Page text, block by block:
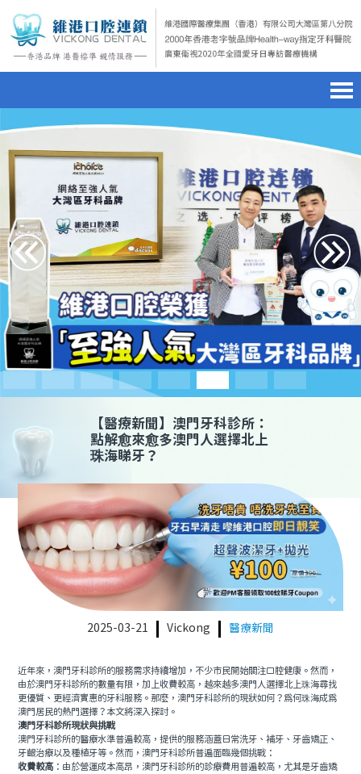
首頁home page
醫院簡介hospital introduction
醫生介紹doctor introduction
醫療新聞 medical news
種植牙dental implant
箍牙orthodontics
收費標準charge standard
預約牙醫contact us
澳門電話預約
微信預約
WhatsApp預約
【醫療新聞 】澳門牙科診所：
點解愈來愈多澳門人選擇北上
珠海睇牙？
2025-03-21 Vickong 醫療新聞
近年來，澳門牙科診所的服務需求持續增加，不少市民開始關注口腔健康。然而，
由於澳門牙科診所的數量有限，加上收費較高，越來越多澳門人選擇北上珠海尋找
更優質、更經濟實惠的牙科服務。那麼，澳門牙科診所的現狀如何？為何珠海成為
澳門居民的熱門選擇？本文將深入探討。
澳門牙科診所現狀與挑戰
澳門牙科診所的醫療水準普遍較高，提供的服務涵蓋日常洗牙、補牙、牙齒矯正、
牙齦治療以及種植牙等。然而，澳門牙科診所普遍面臨幾個挑戰：
收費較高 ：由於營運成本高昂，澳門牙科診所的診療費用普遍較高，尤其是牙齒矯